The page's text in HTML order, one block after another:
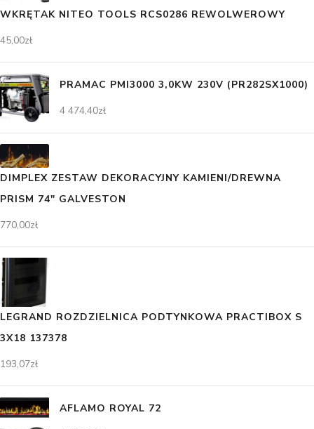
WKRĘTAK NITEO TOOLS RCS0286 REWOLWEROWY
45,00zł
PRAMAC PMI3000 3,0KW 230V (PR282SX1000)
4 474,40zł
DIMPLEX ZESTAW DEKORACYJNY KAMIENI/DREWNA
PRISM 74" GALVESTON
770,00zł
LEGRAND ROZDZIELNICA PODTYNKOWA PRACTIBOX S
3X18 137378
193,07zł
AFLAMO ROYAL 72